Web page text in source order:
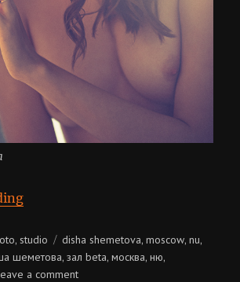
“Диша Шеметова”
, studio Tags
disha shemetova,moscow,nu,
шеметова,зал beta,москва,ню,
a commenton